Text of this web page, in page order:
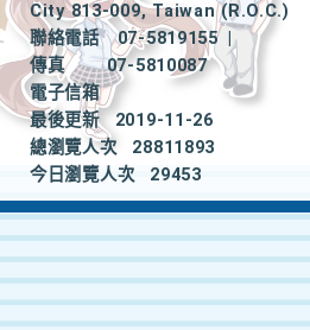
City 813-009, Taiwan (R.O.C.)
聯絡電話
07-5819155
|
傳真
07-5810087
電子信箱
最後更新
2019-11-26
總瀏覽人次
28811893
今日瀏覽人次
29453